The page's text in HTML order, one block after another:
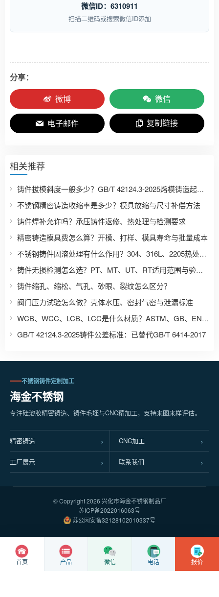
微信ID：6310911
扫描二维码或搜索微信ID添加
分享：
微博
微信
电子邮件 复制链接
相关推荐
铸件拔模斜度一般多少？GB/T 42124.3-2025熔模铸造起模斜度表
不锈钢精密铸造收缩率是多少？模具放缩与尺寸补偿方法
铸件焊补允许吗？承压铸件返修、热处理与检测要求
精密铸造模具费怎么算？开模、打样、模具寿命与批量成本
不锈钢铸件固溶处理有什么作用？304、316L、2205热处理区别
铸件无损检测怎么选？PT、MT、UT、RT适用范围与验收要求
铸件缩孔、缩松、气孔、砂眼、裂纹怎么区分？
阀门压力试验怎么做？壳体水压、密封气密与泄漏标准
WCB、WCC、LCB、LCC是什么材质？ASTM、GB、EN、JIS铸钢牌号对照
GB/T 42124.3-2025铸件公差标准：已替代GB/T 6414-2017
不锈钢铸件定制加工
海金不锈钢
专注硅溶胶精密铸造、铸件毛坯与CNC精加工，支持来图来样评估。
精密铸造 CNC加工
工厂展示 联系我们
© Copyright2026 兴化市海金不锈钢制品厂
苏ICP备2022016063号
苏公网安备32128102010337号
首页 产品 电话
微信 报价